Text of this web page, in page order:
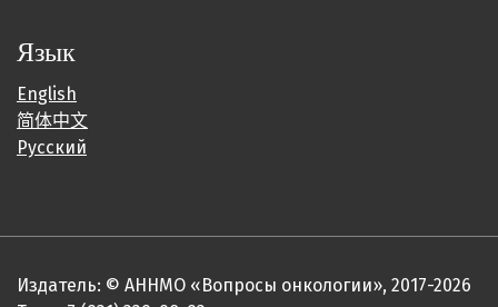
Язык
English
简体中文
Русский
Издатель: © АННМО «Вопросы онкологии», 2017-2026